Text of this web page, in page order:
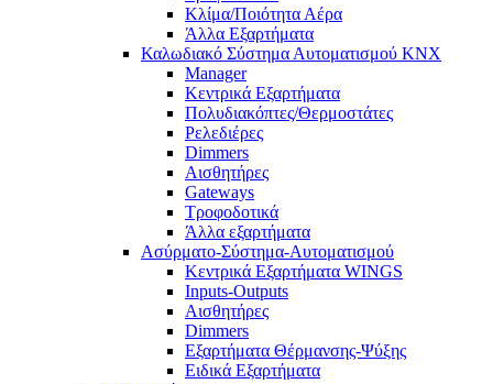
Κλίμα/Ποιότητα Αέρα
Άλλα Εξαρτήματα
Καλωδιακό Σύστημα Αυτοματισμού KNX
Manager
Κεντρικά Εξαρτήματα
Πολυδιακόπτες/Θερμοστάτες
Ρελεδιέρες
Dimmers
Αισθητήρες
Gateways
Τροφοδοτικά
Άλλα εξαρτήματα
Ασύρματο-Σύστημα-Αυτοματισμού
Κεντρικά Εξαρτήματα WINGS
Inputs-Outputs
Αισθητήρες
Dimmers
Εξαρτήματα Θέρμανσης-Ψύξης
Ειδικά Εξαρτήματα